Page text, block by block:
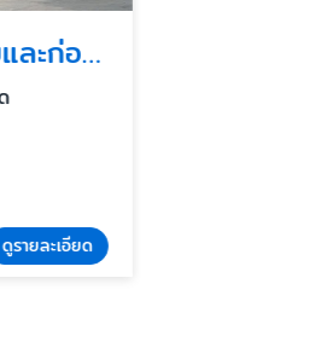
บริการรับออกแบบและก่อสร้างร้านอาหารแฟรนไชน์ครบวงจร
ดูรายละเอียด